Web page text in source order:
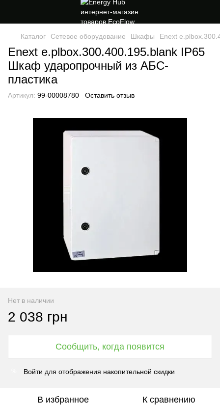
Каталог Сетевое оборудование Шкафы Enext
Enext e.plbox.300.400.195.blank IP65
Шкаф ударопрочный из АБС-
пластика
Артикул: 99-00008780 Оставить отзыв
Нет в наличии
2 038 грн
Сообщить, когда появится
Войти для отображения накопительной скидки
В избранное К сравнению